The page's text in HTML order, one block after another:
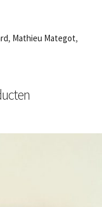
, Mathieu Mategot,